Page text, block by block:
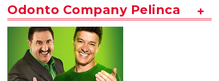
Odonto Company Pelinca